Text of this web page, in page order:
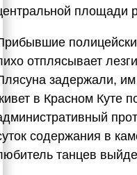
площади
отплясывает
задержали, им
в Красном Куте
содержания в
танцев